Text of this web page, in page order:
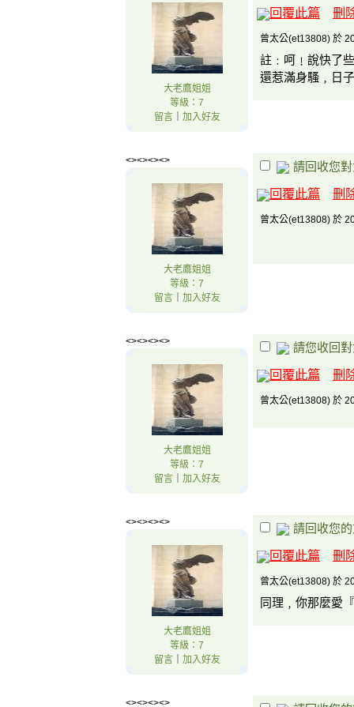
大老鷹姐姐
等級：7
留言｜ 加入好友
回覆此篇 刪
曾太公(et13808) 於
註﹕呵﹗說快了
還惹滿身騷﹐日
<><><><>
大老鷹姐姐
等級：7
留言｜ 加入好友
請回收您
回覆此篇 刪
曾太公(et13808) 於
<><><><>
大老鷹姐姐
等級：7
留言｜ 加入好友
請您收回
回覆此篇 刪
曾太公(et13808) 於
<><><><>
大老鷹姐姐
等級：7
留言｜ 加入好友
請回收您
回覆此篇 刪
曾太公(et13808) 於
同理﹐你那麼愛
<><><><>